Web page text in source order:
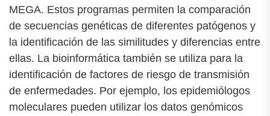
MEGA. Estos programas permiten la comparación
de secuencias genéticas de diferentes patógenos y
la identificación de las similitudes y diferencias entre
ellas. La bioinformática también se utiliza para la
identificación de factores de riesgo de transmisión
de enfermedades. Por ejemplo, los epidemiólogos
moleculares pueden utilizar los datos genómicos